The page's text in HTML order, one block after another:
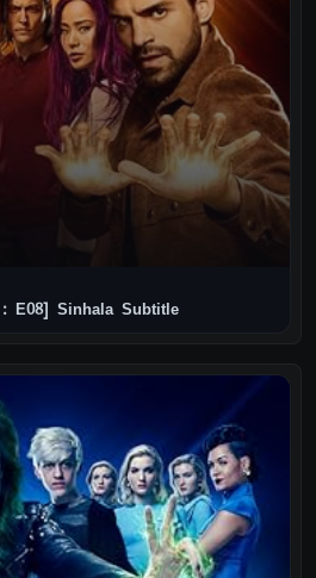
E08] Sinhala Subtitle